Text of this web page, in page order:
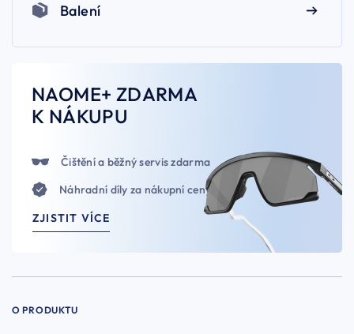
Balení
NAOME+ ZDARMA
K NÁKUPU
Čištění a běžný servis zdarma
Náhradní díly za nákupní ceny
ZJISTIT VÍCE
O PRODUKTU